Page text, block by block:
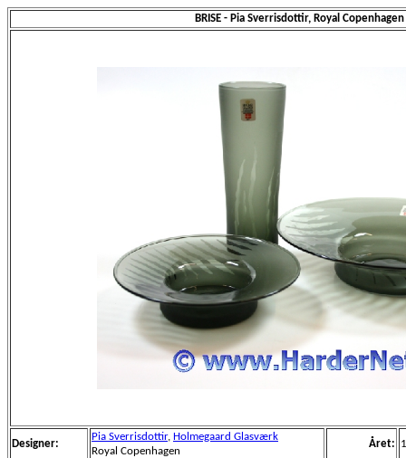
BRISE - Pia Sverrisdottir, Royal
Designer:
Pia Sverrisdottir, Holmegaard Glasværk
Royal Copenhagen
Året: